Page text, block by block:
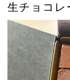
生チョコ